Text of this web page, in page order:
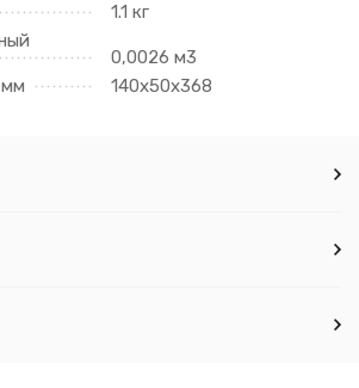
1.1 кг
0,0026 м3
140х50х368